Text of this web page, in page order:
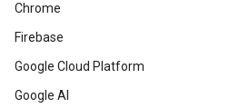
Chrome
Firebase
Google Cloud Platform
Google AI